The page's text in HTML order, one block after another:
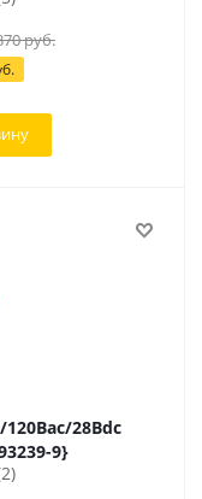
руб.
{=1-1393239-9}